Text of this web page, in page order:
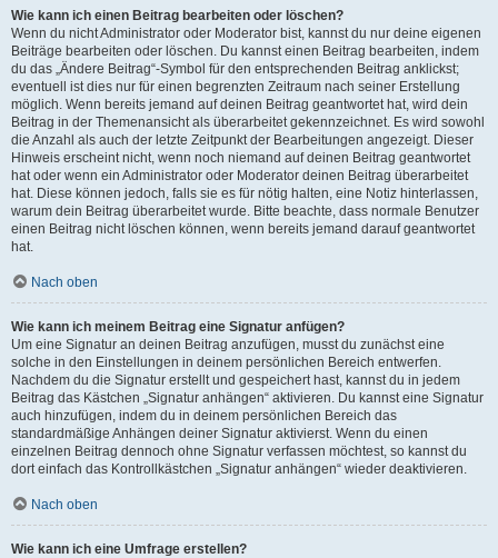
Wie kann ich einen Beitrag bearbeiten oder löschen?
Wenn du nicht Administrator oder Moderator bist, kannst du nur deine eigenen
Beiträge bearbeiten oder löschen. Du kannst einen Beitrag bearbeiten, indem
du das „Ändere Beitrag“-Symbol für den entsprechenden Beitrag anklickst;
eventuell ist dies nur für einen begrenzten Zeitraum nach seiner Erstellung
möglich. Wenn bereits jemand auf deinen Beitrag geantwortet hat, wird dein
Beitrag in der Themenansicht als überarbeitet gekennzeichnet. Es wird sowohl
die Anzahl als auch der letzte Zeitpunkt der Bearbeitungen angezeigt. Dieser
Hinweis erscheint nicht, wenn noch niemand auf deinen Beitrag geantwortet
hat oder wenn ein Administrator oder Moderator deinen Beitrag überarbeitet
hat. Diese können jedoch, falls sie es für nötig halten, eine Notiz hinterlassen,
warum dein Beitrag überarbeitet wurde. Bitte beachte, dass normale Benutzer
einen Beitrag nicht löschen können, wenn bereits jemand darauf geantwortet
hat.
Nach oben
Wie kann ich meinem Beitrag eine Signatur anfügen?
Um eine Signatur an deinen Beitrag anzufügen, musst du zunächst eine
solche in den Einstellungen in deinem persönlichen Bereich entwerfen.
Nachdem du die Signatur erstellt und gespeichert hast, kannst du in jedem
Beitrag das Kästchen „Signatur anhängen“ aktivieren. Du kannst eine Signatur
auch hinzufügen, indem du in deinem persönlichen Bereich das
standardmäßige Anhängen deiner Signatur aktivierst. Wenn du einen
einzelnen Beitrag dennoch ohne Signatur verfassen möchtest, so kannst du
dort einfach das Kontrollkästchen „Signatur anhängen“ wieder deaktivieren.
Nach oben
Wie kann ich eine Umfrage erstellen?